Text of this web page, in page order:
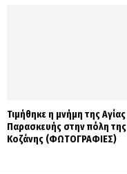
Τιμήθηκε η μνήμη της Αγίας
Παρασκευής στην πόλη της
Κοζάνης (ΦΩΤΟΓΡΑΦΙΕΣ)